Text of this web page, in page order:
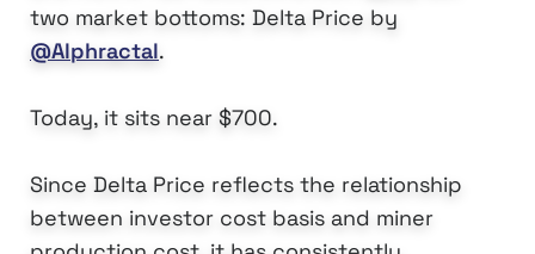
two market bottoms: Delta Price by
@Alphractal.
Today, it sits near $700.
Since Delta Price reflects the relationship
between investor cost basis and miner